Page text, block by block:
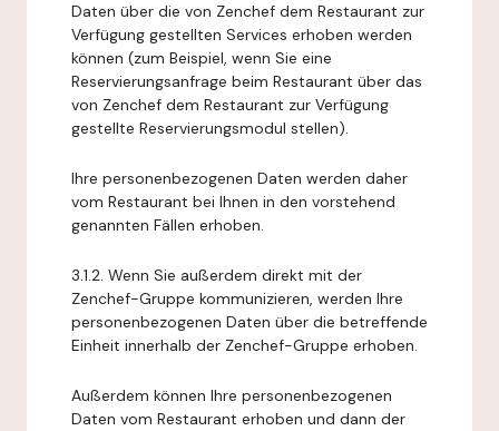
Daten über die von Zenchef dem Restaurant zur
Verfügung gestellten Services erhoben werden
können (zum Beispiel, wenn Sie eine
Reservierungsanfrage beim Restaurant über das
von Zenchef dem Restaurant zur Verfügung
gestellte Reservierungsmodul stellen).
Ihre personenbezogenen Daten werden daher
vom Restaurant bei Ihnen in den vorstehend
genannten Fällen erhoben.
3.1.2. Wenn Sie außerdem direkt mit der
Zenchef-Gruppe kommunizieren, werden Ihre
personenbezogenen Daten über die betreffende
Einheit innerhalb der Zenchef-Gruppe erhoben.
Außerdem können Ihre personenbezogenen
Daten vom Restaurant erhoben und dann der